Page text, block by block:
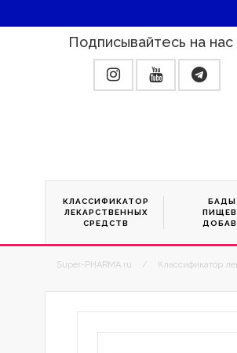
Подписывайтесь на нас
КЛАССИФИКАТОР
ЛЕКАРСТВЕННЫХ
СРЕДСТВ
БАДЫ
Super-PHARMA.ru / Классификатор